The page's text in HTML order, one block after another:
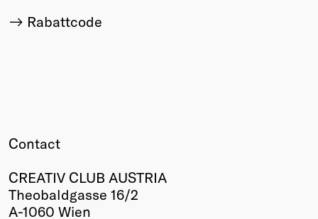
Rabattcode
Contact
CREATIV CLUB AUSTRIA
Theobaldgasse 16/2
A-1060 Wien